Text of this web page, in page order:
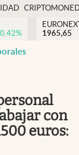
USA
0.42%
1965,65
con
euros: